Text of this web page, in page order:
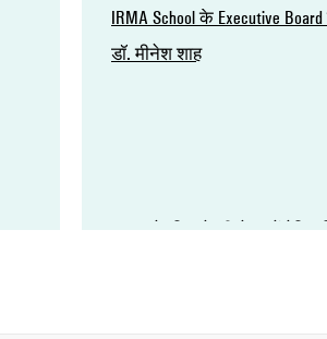
लद्दाख के लिए डेयरी क्षेत्र में
केंद्रीय गृह एवं सहकारिता मंत्री ने